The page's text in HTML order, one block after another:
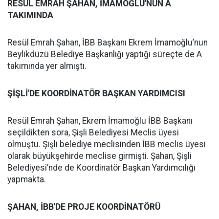
RESÜL EMRAH ŞAHAN, İMAMOĞLU'NUN A
TAKIMINDA
Resül Emrah Şahan, İBB Başkanı Ekrem İmamoğlu’nun
Beylikdüzü Belediye Başkanlığı yaptığı süreçte de A
takımında yer almıştı.
ŞİŞLİ'DE KOORDİNATÖR BAŞKAN YARDIMCISI
Resül Emrah Şahan, Ekrem İmamoğlu İBB Başkanı
seçildikten sora, Şişli Belediyesi Meclis üyesi
olmuştu. Şişli belediye meclisinden İBB meclis üyesi
olarak büyükşehirde meclise girmişti. Şahan, Şişli
Belediyesi’nde de Koordinatör Başkan Yardımcılığı
yapmakta.
ŞAHAN, İBB'DE PROJE KOORDİNATÖRÜ